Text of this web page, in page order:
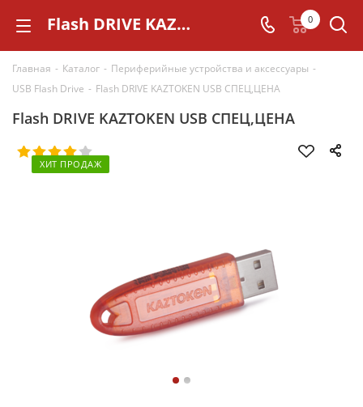
Flash DRIVE KAZTOKEN USB СПЕЦ,ЦЕНА 0
Главная - Каталог - Периферийные устройства и аксессуары -
USB Flash Drive - Flash DRIVE KAZTOKEN USB СПЕЦ,ЦЕНА
Flash DRIVE KAZTOKEN USB СПЕЦ,ЦЕНА
ХИТ ПРОДАЖ